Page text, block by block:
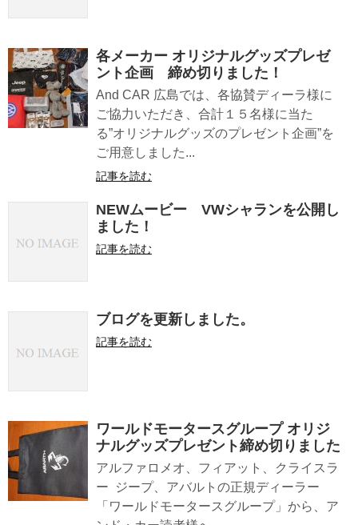
各メーカー オリジナルグッズプレゼ
ント企画 締め切りました！
And CAR 広島では、各協賛ディーラ様に
ご協力いただき、合計１５名様に当た
る”オリジナルグッズのプレゼント企画”を
ご用意しました...
記事を読む
NEWムービー VWシャランを公開し
ました！
記事を読む
ブログを更新しました。
記事を読む
ワールドモータースグループ オリジ
ナルグッズプレゼント締め切りました
アルファロメオ、フィアット、クライスラ
ー ジープ、アバルトの正規ディーラー
「ワールドモータースグループ」から、ア